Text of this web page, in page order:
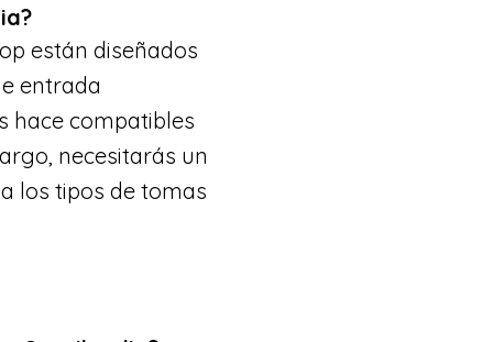
están diseñados
entrada
hace compatibles
necesitarás un
los tipos de tomas